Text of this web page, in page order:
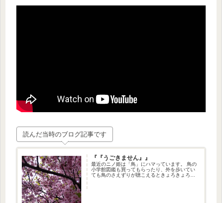
読んだ当時のブログ記事です
『『うごきません』』
最近のニノ姫は「鳥」にハマっています。 鳥の
小学館図鑑も買ってもらったり、外を歩いてい
ても鳥のさえずりが聴こえるときょろきょろし